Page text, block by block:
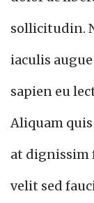
sollicitudin.
iaculis
sapien eu
Aliquam
at dignissim
velit sed